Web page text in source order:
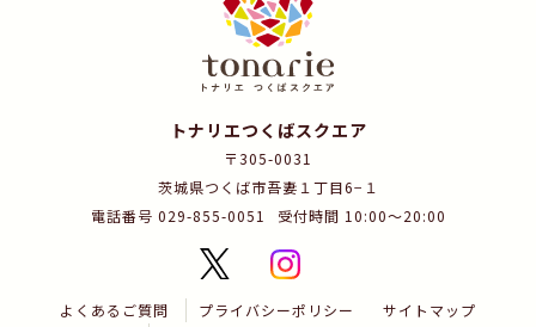
トナリエつくばスクエア
〒305-0031
茨城県つくば市吾妻１丁目6−１
電話番号 029-855-0051
受付時間 10:00～20:00
よくあるご質問 プライバシーポリシー
サイトマップ